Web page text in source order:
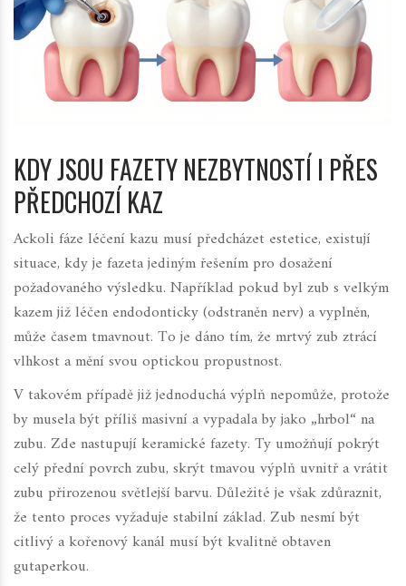
KDY JSOU FAZETY NEZBYTNOSTÍ I PŘES
PŘEDCHOZÍ KAZ
Ackoli fáze léčení kazu musí předcházet estetice, existují
situace, kdy je fazeta jediným řešením pro dosažení
požadovaného výsledku. Například pokud byl zub s velkým
kazem již léčen endodonticky (odstraněn nerv) a vyplněn,
může časem tmavnout. To je dáno tím, že mrtvý zub ztrácí
vlhkost a mění svou optickou propustnost.
V takovém případě již jednoduchá výplň nepomůže, protože
by musela být příliš masivní a vypadala by jako „hrbol“ na
zubu. Zde nastupují keramické fazety. Ty umožňují pokrýt
celý přední povrch zubu, skrýt tmavou výplň uvnitř a vrátit
zubu přirozenou světlejší barvu. Důležité je však zdůraznit,
že tento proces vyžaduje stabilní základ. Zub nesmí být
citlivý a kořenový kanál musí být kvalitně obtaven
gutaperkou.